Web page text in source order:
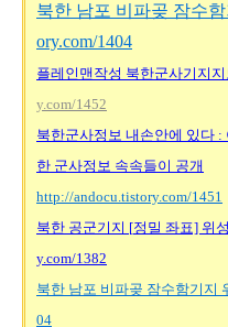
북한 남포 비파곶 잠수
ory.com/1404
플레인맨작성 북한군사기지지
y.com/1452
북한군사정보 내손안에 있다 :
한 군사정보 속속들이 공개
http://andocu.tistory.com/1451
북한 공군기지 [정밀 좌표] 위
y.com/1382
북한 남포 비파곶 잠수함기지
04